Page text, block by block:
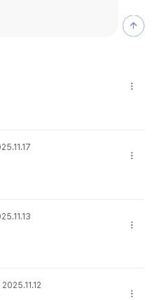
댓글 등
댓글 옵
댓글 옵
댓글 옵
2025.11.12